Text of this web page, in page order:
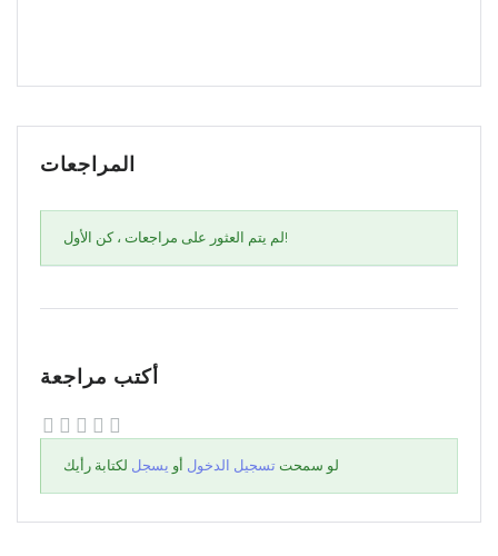
المراجعات
لم يتم العثور على مراجعات ، كن الأول!
أكتب مراجعة
لو سمحت تسجيل الدخول أو يسجل لكتابة رأيك